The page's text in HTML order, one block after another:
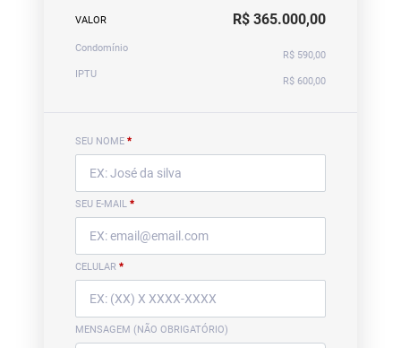
VALOR R$ 365.000,00
Condomínio
R$ 590,00
IPTU
R$ 600,00
SEU NOME *
SEU E-MAIL *
CELULAR *
MENSAGEM (NÃO OBRIGATÓRIO)